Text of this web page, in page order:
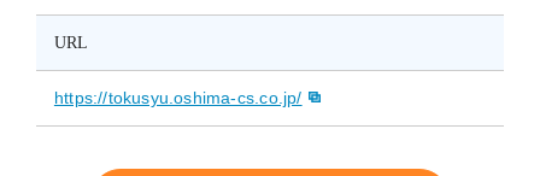
URL
https://tokusyu.oshima-cs.co.jp/